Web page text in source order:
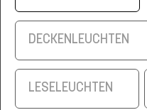
DECKENLEUCHTEN
LESELEUCHTEN